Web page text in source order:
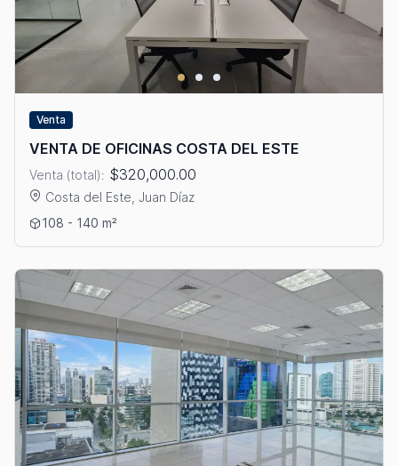
Venta
VENTA DE OFICINAS COSTA DEL ESTE
Venta (total): $320,000.00
Costa del Este, Juan Díaz
Ver detalles: VENTA DE OFICINAS COSTA DEL ESTE
108 - 140 m²